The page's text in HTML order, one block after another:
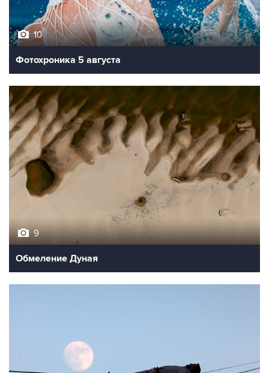
10
Фотохроника 5 августа
9
Обмеление Дуная